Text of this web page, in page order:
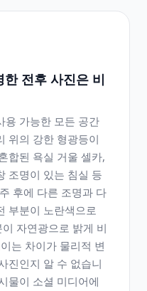
전후 사진은 비
용 가능한 모든 공간
위의 강한 형광등이
합된 욕실 거울 셀카,
조명이 있는 침실 등
후에 다른 조명과 다
부분이 노란색으로
자연광으로 밝게 비
는 차이가 물리적 변
진인지 알 수 없습니
물이 소셜 미디어에